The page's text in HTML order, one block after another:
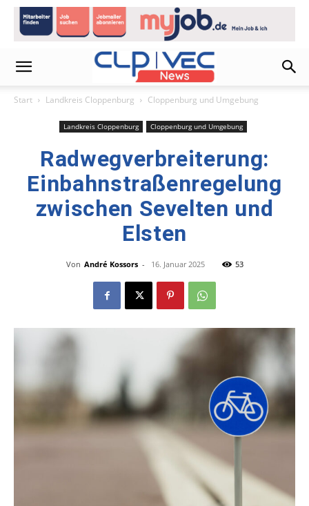
Start Landkreis Cloppenburg Cloppenburg und Umgebung
Landkreis Cloppenburg Cloppenburg und Umgebung
Radwegverbreiterung:
Einbahnstraßenregelung
zwischen Sevelten und
Elsten
Von André Kossors - 16. Januar 2025 53